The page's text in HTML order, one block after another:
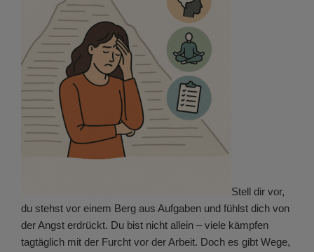
Stell dir vor,
du stehst vor einem Berg aus Aufgaben und fühlst dich von
der Angst erdrückt. Du bist nicht allein – viele kämpfen
tagtäglich mit der Furcht vor der Arbeit. Doch es gibt Wege,